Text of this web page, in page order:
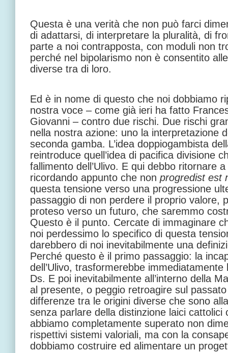
Questa è una verità che non può farci
di adattarsi, di interpretare la pluralità, di
parte a noi contrapposta, con moduli non
perché nel bipolarismo non è consentito
diverse tra di loro.
Ed è in nome di questo che noi dobbiamo
nostra voce – come già ieri ha fatto
Giovanni – contro due rischi. Due rischi
nella nostra azione: uno la interpretazione
seconda gamba. L’idea doppiogambista
reintroduce quell’idea di pacifica divisione
fallimento dell’Ulivo. E qui debbo ritornare
ricordando appunto che non progredist est
questa tensione verso una progressione
passaggio di non perdere il proprio valore,
proteso verso un futuro, che saremmo
Questo è il punto. Cercate di immaginare
noi perdessimo lo specifico di questa
darebbero di noi inevitabilmente una
Perché questo è il primo passaggio: la
dell’Ulivo, trasformerebbe
Ds. E poi inevitabilmente all’interno della
al presente, o peggio retroagire sul
differenze tra le origini diverse che sono
senza parlare della distinzione laici cattolici
abbiamo completamente superato non
rispettivi sistemi valoriali, ma con la
dobbiamo costruire ed alimentare un